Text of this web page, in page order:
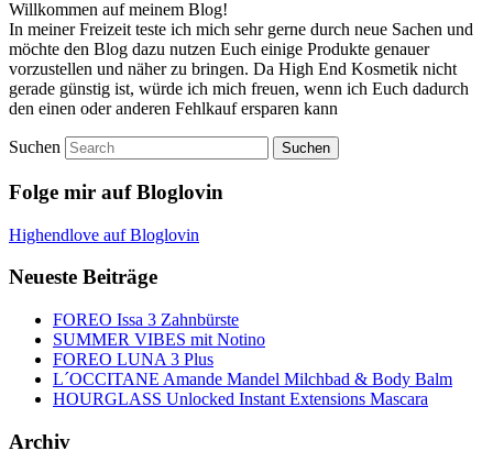
Willkommen auf meinem Blog!
In meiner Freizeit teste ich mich sehr gerne durch neue Sachen und
möchte den Blog dazu nutzen Euch einige Produkte genauer
vorzustellen und näher zu bringen. Da High End Kosmetik nicht
gerade günstig ist, würde ich mich freuen, wenn ich Euch dadurch
den einen oder anderen Fehlkauf ersparen kann
Suchen
Folge mir auf Bloglovin
Highendlove auf Bloglovin
Neueste Beiträge
FOREO Issa 3 Zahnbürste
SUMMER VIBES mit Notino
FOREO LUNA 3 Plus
L´OCCITANE Amande Mandel Milchbad & Body Balm
HOURGLASS Unlocked Instant Extensions Mascara
Archiv